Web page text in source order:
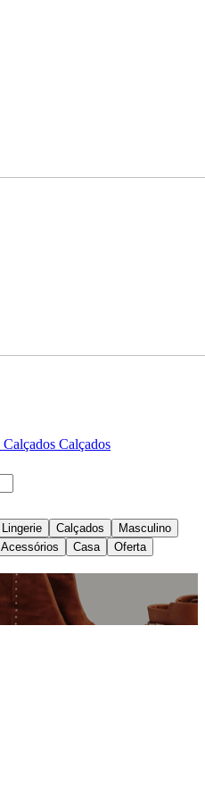
Calçados Calçados
Lingerie Calçados
Masculino
Acessórios Casa Oferta